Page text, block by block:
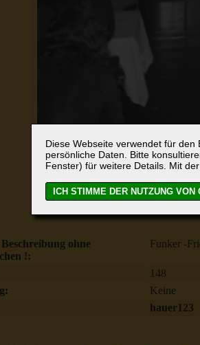
Diese Webseite verwendet für
persönliche Daten. Bitte
Fenster) für weitere Details. Mit
ohne
!:
Funker -
148
Keine
hauer123